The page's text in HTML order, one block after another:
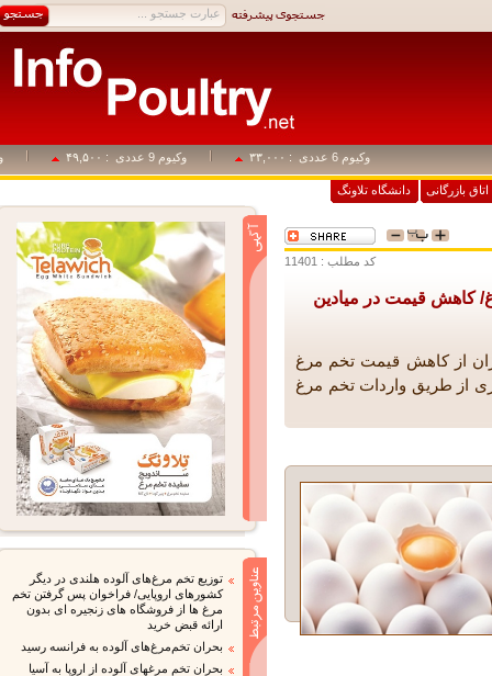
وکیوم 6 عددی : ۳۳,۰۰۰ وکیوم 9 عددی : ۴۹,۵۰۰ وکیوم
بازرگانی دانشگاه تلاونگ
کد مطلب : 11401
کاهش قیمت در میادین
از کاهش قیمت تخم مرغ
از طریق واردات تخم مرغ
توزیع تخم مرغ‌های آلوده هلندی در دیگر
کشورهای اروپایی/ فراخوان پس گرفتن تخم
مرغ ها از فروشگاه های زنجیره ای بدون
ارائه قبض خرید
بحران تخم‌مرغ‌های آلوده به فرانسه رسید
بحران تخم مرغهای آلوده از اروپا به آسیا